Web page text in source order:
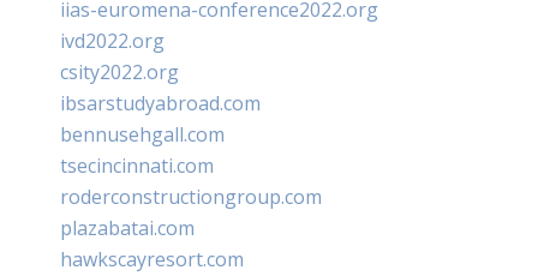
iias-euromena-conference2022.org
ivd2022.org
csity2022.org
ibsarstudyabroad.com
bennusehgall.com
tsecincinnati.com
roderconstructiongroup.com
plazabatai.com
hawkscayresort.com